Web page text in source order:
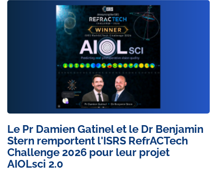
Le Pr Damien Gatinel et le Dr Benjamin
Stern remportent l'ISRS RefrACTech
Challenge 2026 pour leur projet
AIOLsci 2.0